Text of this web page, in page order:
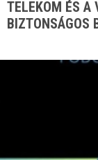
TELEKOM ÉS A
BIZTONSÁGOS